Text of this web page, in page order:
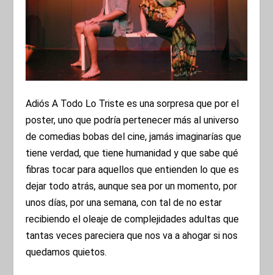
Adiós A Todo Lo Triste es una sorpresa que por el
poster, uno que podría pertenecer más al universo
de comedias bobas del cine, jamás imaginarías que
tiene verdad, que tiene humanidad y que sabe qué
fibras tocar para aquellos que entienden lo que es
dejar todo atrás, aunque sea por un momento, por
unos días, por una semana, con tal de no estar
recibiendo el oleaje de complejidades adultas que
tantas veces pareciera que nos va a ahogar si nos
quedamos quietos.